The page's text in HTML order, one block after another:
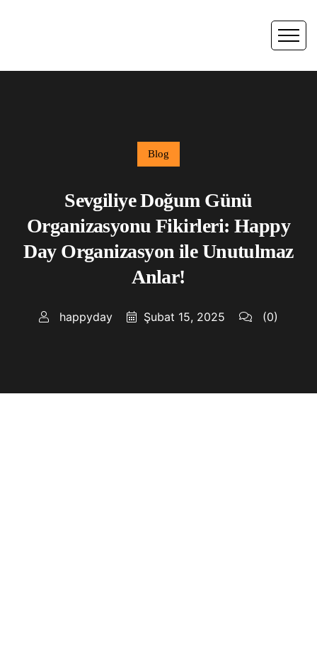
Blog
Sevgiliye Doğum Günü
Organizasyonu Fikirleri: Happy
Day Organizasyon ile Unutulmaz
Anlar!
happyday Şubat 15, 2025 (0)